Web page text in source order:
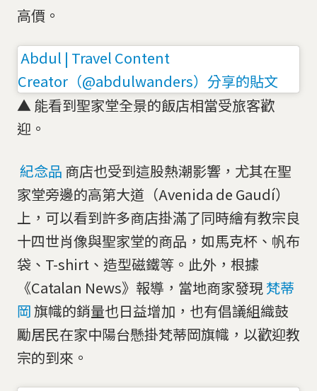
高價。
Abdul | Travel Content
Creator（@abdulwanders）分享的貼文
▲ 能看到聖家堂全景的飯店相當受旅客歡
迎。
紀念品 商店也受到這股熱潮影響，尤其在聖
家堂旁邊的高第大道（Avenida de Gaudí）
上，可以看到許多商店掛滿了同時繪有教宗良
十四世肖像與聖家堂的商品，如馬克杯、帆布
袋、T-shirt、造型磁鐵等。此外，根據
《Catalan News》報導，當地商家發現梵蒂
岡旗幟的銷量也日益增加，也有倡議組織鼓
勵居民在家中陽台懸掛梵蒂岡旗幟，以歡迎教
宗的到來。